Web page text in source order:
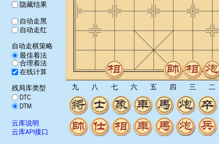
隐藏结果
自动走黑
自动走红
自动走棋策略
最佳着法
合理着法
在线计算
残局库类型
DTC
DTM
云库说明
云库API接口
九 八 七 六 五 四 三 二